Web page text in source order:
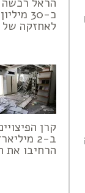
כ-30
לאחזקה של 9.6% בחברה
קרן
הרחיבו את